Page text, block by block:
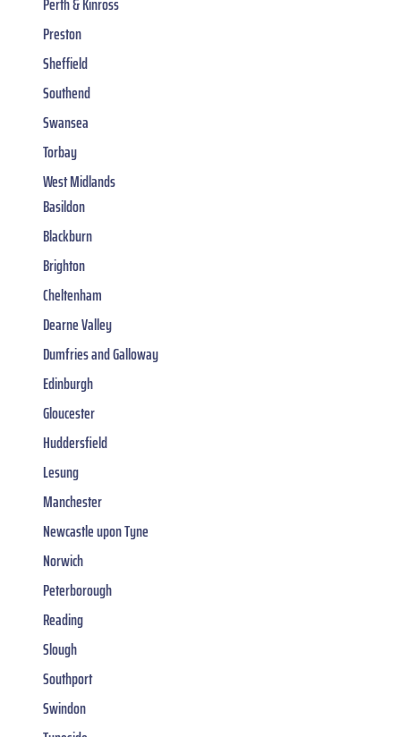
Preston
Sheffield
Southend
Swansea
Torbay
West Midlands
Basildon
Blackburn
Brighton
Cheltenham
Dearne Valley
Dumfries and Galloway
Edinburgh
Gloucester
Huddersfield
Lesung
Manchester
Newcastle upon Tyne
Norwich
Peterborough
Reading
Slough
Southport
Swindon